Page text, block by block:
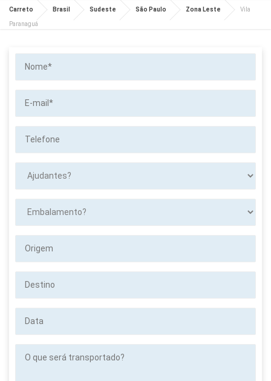
Carreto Brasil Sudeste São Paulo Zona Leste Vila
Paranaguá
mail*
que